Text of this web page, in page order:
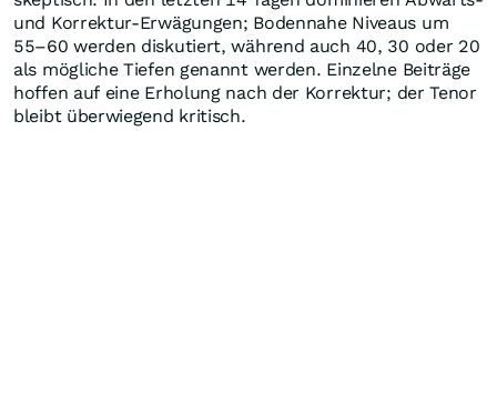
und Korrektur-Erwägungen; Bodennahe Niveaus um
55–60 werden diskutiert, während auch 40, 30 oder 20
als mögliche Tiefen genannt werden. Einzelne Beiträge
hoffen auf eine Erholung nach der Korrektur; der Tenor
bleibt überwiegend kritisch.